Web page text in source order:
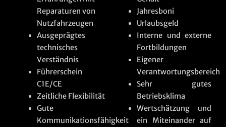
Reparaturen von
Nutzfahrzeugen
Ausgeprägtes
technisches
Verständnis
Führerschein
C1E/CE
Zeitliche Flexibilität
Gute
Kommunikationsfähigkeit
Jahresboni
Urlaubsgeld
Interne und externe
Fortbildungen
Eigener
Verantwortungsbereich
Sehr gutes
Betriebsklima
Wertschätzung und
ein Miteinander auf